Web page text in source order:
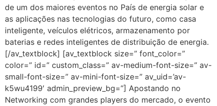
de um dos maiores eventos no País de energia solar e
as aplicações nas tecnologias do futuro, como casa
inteligente, veículos elétricos, armazenamento por
baterias e redes inteligentes de distribuição de energia.
[/av_textblock] [av_textblock size=” font_color=”
color=” id=” custom_class=” av-medium-font-size=” av-
small-font-size=” av-mini-font-size=” av_uid=’av-
k5wu4199′ admin_preview_bg=”] Apostando no
Networking com grandes players do mercado, o evento